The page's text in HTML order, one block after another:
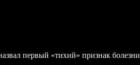
первый «тихий» признак болезни